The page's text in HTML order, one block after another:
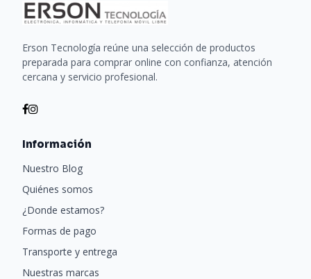
Erson Tecnología reúne una selección de productos
preparada para comprar online con confianza, atención
cercana y servicio profesional.
Información
Nuestro Blog
Quiénes somos
¿Donde estamos?
Formas de pago
Transporte y entrega
Nuestras marcas